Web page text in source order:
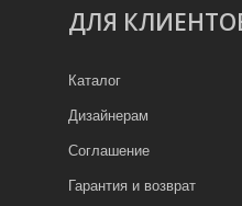
ДЛЯ
Каталог
Дизайнерам
Соглашение
Гарантия и возврат